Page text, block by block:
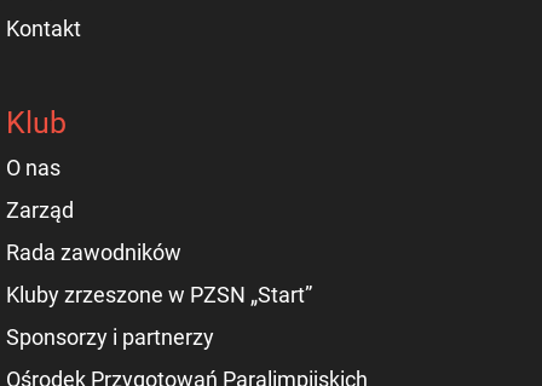
Kontakt
Klub
O nas
Zarząd
Rada zawodników
Kluby zrzeszone w PZSN „Start”
Sponsorzy i partnerzy
Ośrodek Przygotowań Paralimpijskich